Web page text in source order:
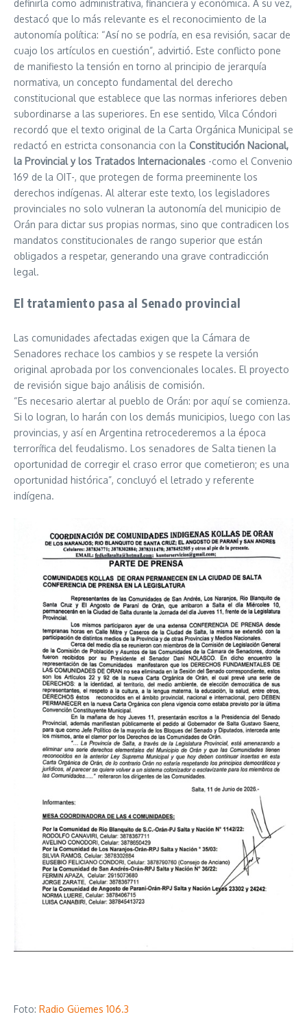
definirla como administrativa, financiera y económica. A su vez,
destacó que lo más relevante es el reconocimiento de la
autonomía política: “Así no se podría, en esa revisión, sacar de
cuajo los artículos en cuestión”, advirtió. Este conflicto pone
de manifiesto la tensión en torno al principio de jerarquía
normativa, un concepto fundamental del derecho
constitucional que establece que las normas inferiores deben
subordinarse a las superiores. En ese sentido, Vilca Cóndori
recordó que el texto original de la Carta Orgánica Municipal se
redactó en estricta consonancia con la Constitución Nacional,
la Provincial y los Tratados Internacionales -como el Convenio
169 de la OIT-, que protegen de forma preeminente los
derechos indígenas. Al alterar este texto, los legisladores
provinciales no solo vulneran la autonomía del municipio de
Orán para dictar sus propias normas, sino que contradicen los
mandatos constitucionales de rango superior que están
obligados a respetar, generando una grave contradicción
legal.
El tratamiento pasa al Senado provincial
Las comunidades afectadas exigen que la Cámara de
Senadores rechace los cambios y se respete la versión
original aprobada por los convencionales locales. El proyecto
de revisión sigue bajo análisis de comisión.
“Es necesario alertar al pueblo de Orán: por aquí se comienza.
Si lo logran, lo harán con los demás municipios, luego con las
provincias, y así en Argentina retrocederemos a la época
terrorífica del feudalismo. Los senadores de Salta tienen la
oportunidad de corregir el craso error que cometieron; es una
oportunidad histórica”, concluyó el letrado y referente
indígena.
Foto: Radio Güemes 106.3